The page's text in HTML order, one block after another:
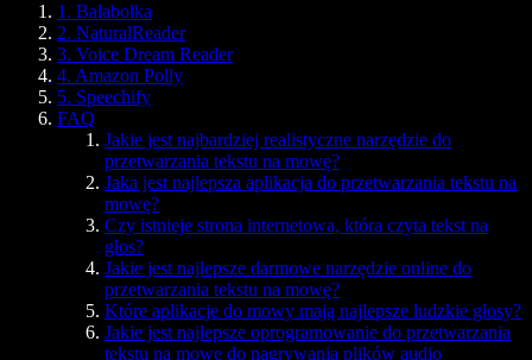
1. Balabolka
2. NaturalReader
3. Voice Dream Reader
4. Amazon Polly
5. Speechify
FAQ
Jakie jest najbardziej realistyczne narzędzie do
przetwarzania tekstu na mowę?
Jaka jest najlepsza aplikacja do przetwarzania tekstu na
mowę?
Czy istnieje strona internetowa, która czyta tekst na
głos?
Jakie jest najlepsze darmowe narzędzie online do
przetwarzania tekstu na mowę?
Które aplikacje do mowy mają najlepsze ludzkie głosy?
Jakie jest najlepsze oprogramowanie do przetwarzania
tekstu na mowę do nagrywania plików audio